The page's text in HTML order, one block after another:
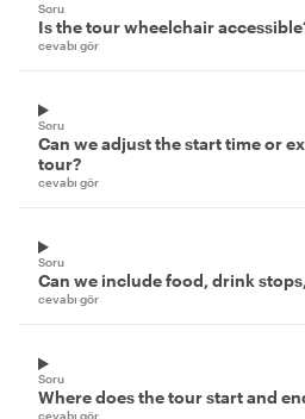
Soru
Is the tour wheelchair
cevabı gör
Soru
Can we adjust the start time or
tour?
cevabı gör
Soru
Can we include food, drink
cevabı gör
Soru
Where does the tour start and
cevabı gör